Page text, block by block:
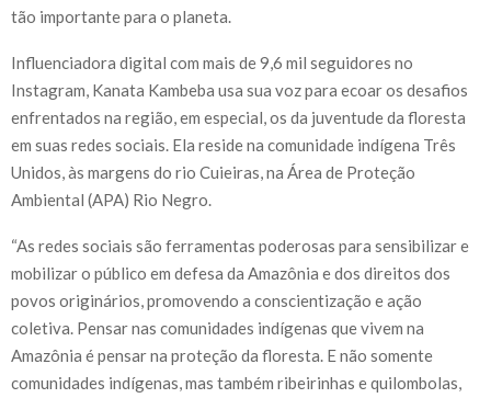
tão importante para o planeta.
Influenciadora digital com mais de 9,6 mil seguidores no
Instagram, Kanata Kambeba usa sua voz para ecoar os desafios
enfrentados na região, em especial, os da juventude da floresta
em suas redes sociais. Ela reside na comunidade indígena Três
Unidos, às margens do rio Cuieiras, na Área de Proteção
Ambiental (APA) Rio Negro.
“As redes sociais são ferramentas poderosas para sensibilizar e
mobilizar o público em defesa da Amazônia e dos direitos dos
povos originários, promovendo a conscientização e ação
coletiva. Pensar nas comunidades indígenas que vivem na
Amazônia é pensar na proteção da floresta. E não somente
comunidades indígenas, mas também ribeirinhas e quilombolas,